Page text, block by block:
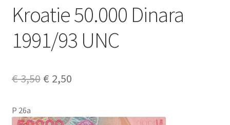
Kroatie 50.000 Dinara
1991/93 UNC
€3,50 Oorspronkelijke
was:
€ 2,50Huidige
is:
P 26a